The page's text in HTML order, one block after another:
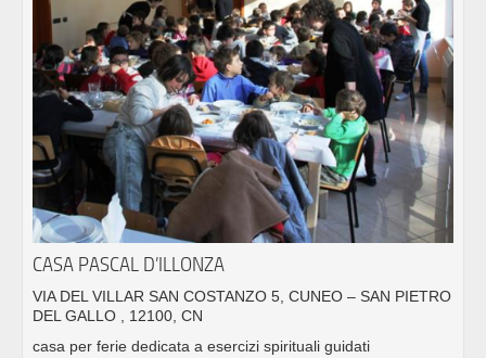
CASA PASCAL D’ILLONZA
VIA DEL VILLAR SAN COSTANZO 5, CUNEO – SAN PIETRO
DEL GALLO , 12100, CN
casa per ferie dedicata a esercizi spirituali guidati